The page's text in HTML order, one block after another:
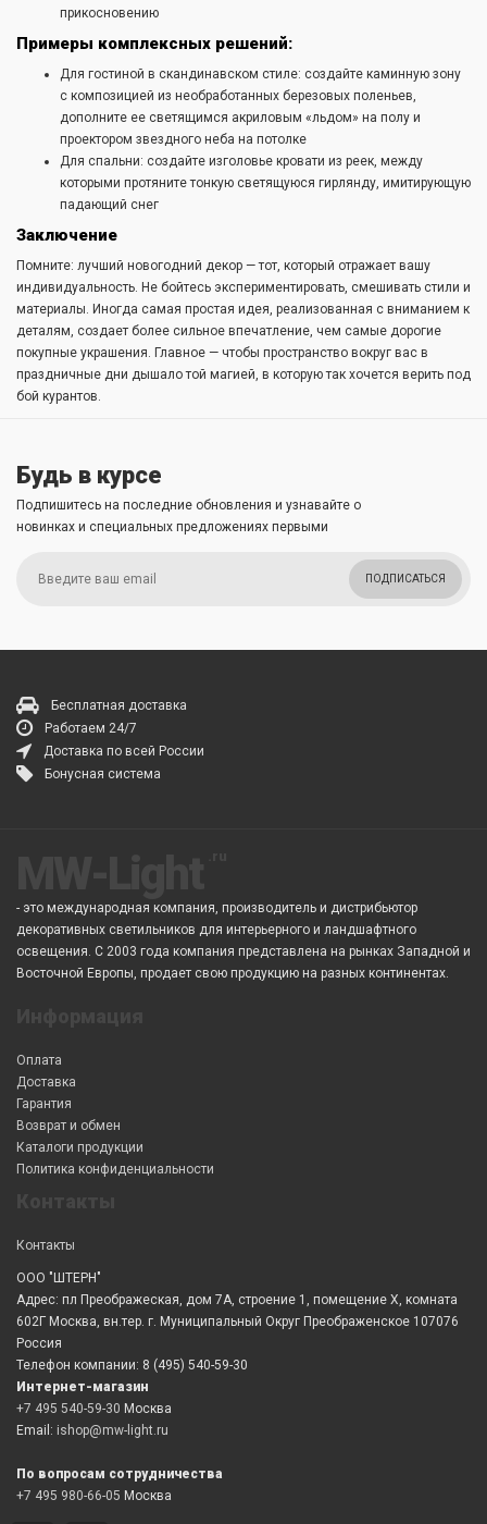
прикосновению
Примеры комплексных решений:
Для гостиной в скандинавском стиле: создайте каминную зону
с композицией из необработанных березовых поленьев,
дополните ее светящимся акриловым «льдом» на полу и
проектором звездного неба на потолке
Для спальни: создайте изголовье кровати из реек, между
которыми протяните тонкую светящуюся гирлянду, имитирующую
падающий снег
Заключение
Помните: лучший новогодний декор — тот, который отражает вашу
индивидуальность. Не бойтесь экспериментировать, смешивать стили и
материалы. Иногда самая простая идея, реализованная с вниманием к
деталям, создает более сильное впечатление, чем самые дорогие
покупные украшения. Главное — чтобы пространство вокруг вас в
праздничные дни дышало той магией, в которую так хочется верить под
бой курантов.
Будь в курсе
Подпишитесь на последние обновления и узнавайте о
новинках и специальных предложениях первыми
ПОДПИСАТЬСЯ
Бесплатная доставка
Работаем 24/7
Доставка по всей России
Бонусная система
- это международная компания, производитель и дистрибьютор
декоративных светильников для интерьерного и ландшафтного
освещения. С 2003 года компания представлена на рынках Западной и
Восточной Европы, продает свою продукцию на разных континентах.
Оплата
Доставка
Гарантия
Возврат и обмен
Каталоги продукции
Политика конфиденциальности
Контакты
ООО "ШТЕРН"
Адрес: пл Преображеская, дом 7А, строение 1, помещение X, комната
602Г Москва, вн.тер. г. Муниципальный Округ Преображенское 107076
Россия
Телефон компании: 8 (495) 540-59-30
Интернет-магазин
+7 495 540-59-30 Москва
Email: ishop@mw-light.ru
По вопросам сотрудничества
+7 495 980-66-05 Москва